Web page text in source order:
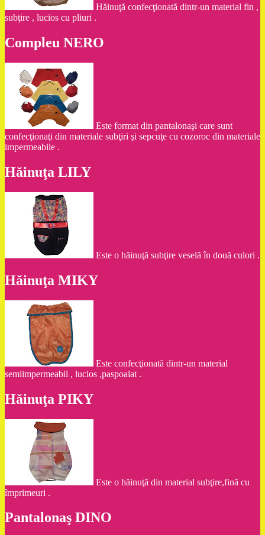
Hăinuţă confecţionată dintr-un material fin ,
subţire , lucios cu pliuri .
Compleu NERO
Este format din pantalonaşi care sunt
confecţionaţi din materiale subţiri şi sepcuţe cu cozoroc din materiale
impermeabile .
Hăinuţa LILY
Este o hăinuţă subţire veselă în două culori .
Hăinuţa MIKY
Este confecţionată dintr-un material
semiimpermeabil , lucios ,paspoalat .
Hăinuţa PIKY
Este o hăinuţă din material subţire,fină cu
împrimeuri .
Pantalonaş DINO